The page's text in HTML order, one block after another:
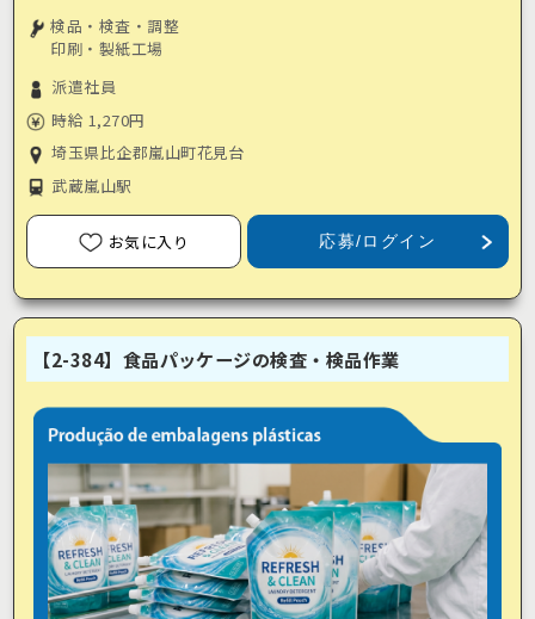
検品・検査・調整
印刷・製紙工場
派遣社員
時給 1,270円
埼玉県比企郡嵐山町花見台
武蔵嵐山駅
お気に入り 応募/ログイン
【2-384】食品パッケージの検査・検品作業